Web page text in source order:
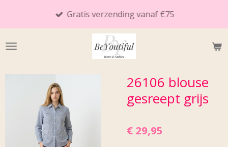
de
Gratis verzending vanaf €75
26106 blouse
gesreept grijs
€ 29,95